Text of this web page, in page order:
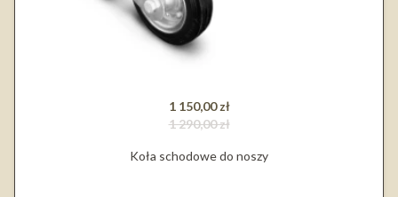
1 150,00 zł
1 290,00 zł
Koła schodowe do noszy